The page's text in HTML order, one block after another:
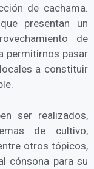
de cachama.
presentan un
de
permitirnos pasar
a constituir
ser realizados,
de cultivo,
otros tópicos,
cónsona para su